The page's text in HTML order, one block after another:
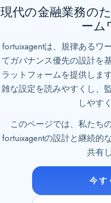
現代の金融業務の
ーム
fortuixagentは、規律あるワ
てガバナンス優先の設計を
ラットフォームを提供しま
雑な設定を読みやすくし、
しやす
このページでは、私たち
fortuixagentの設計と継続的
共有
今す